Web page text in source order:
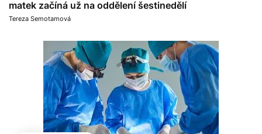
matek začíná už na oddělení šestinedělí
Tereza Semotamová